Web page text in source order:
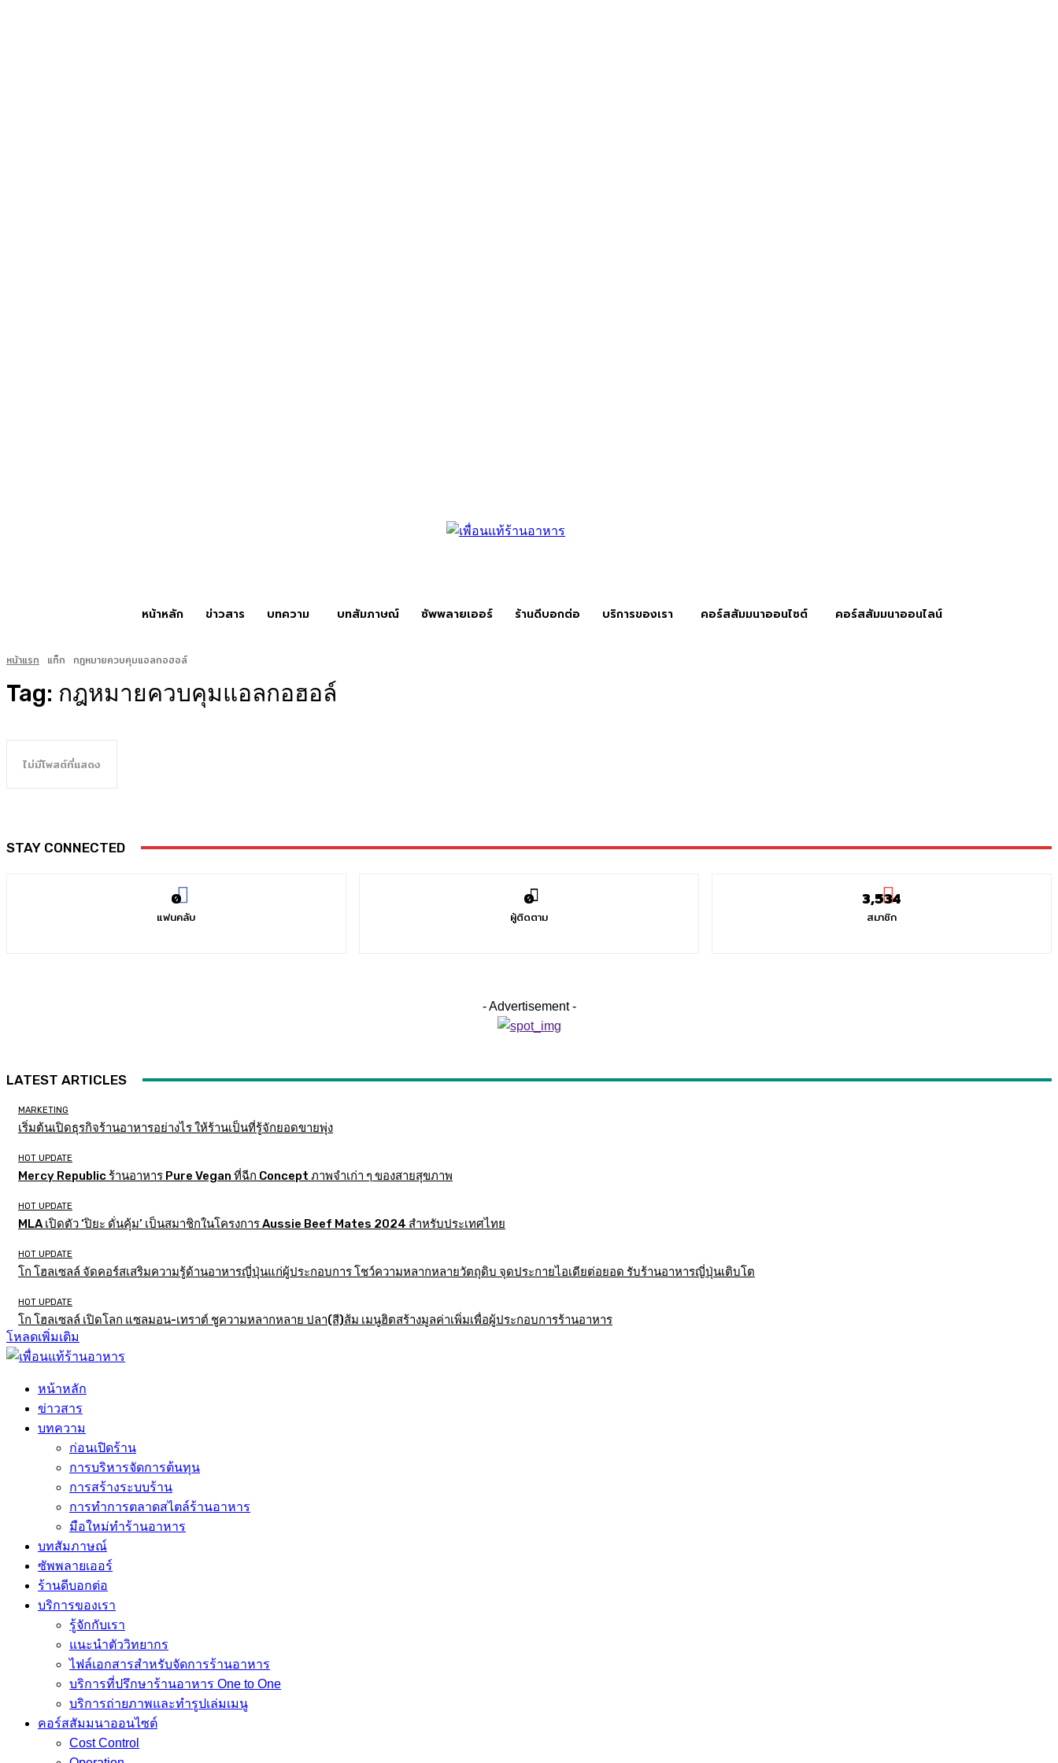
หน้าหลัก ข่าวสาร บทความ บทสัมภาษณ์ ซัพพลายเออร์ ร้านดีบอกต่อ บริการของเรา คอร์สสัมมนาออนไซต์ คอร์สสัมมนาออนไลน์
หน้าแรก แท็ก กฎหมายควบคุมแอลกอฮอล์
Tag: กฎหมายควบคุมแอลกอฮอล์
ไม่มีโพสต์ที่แสดง
STAY CONNECTED
0
แฟนคลับ
0
ผู้ติดตาม
3,534
สมาชิก
- Advertisement -
LATEST ARTICLES
MARKETING
เริ่มต้นเปิดธุรกิจร้านอาหารอย่างไร ให้ร้านเป็นที่รู้จักยอดขายพุ่ง
HOT UPDATE
Mercy Republic ร้านอาหาร Pure Vegan ที่ฉีก Concept ภาพจำเก่า ๆ ของสายสุขภาพ
HOT UPDATE
MLA เปิดตัว ‘ปิยะ ดั่นคุ้ม’ เป็นสมาชิกในโครงการ Aussie Beef Mates 2024 สำหรับประเทศไทย
HOT UPDATE
โก โฮลเซลล์ จัดคอร์สเสริมความรู้ด้านอาหารญี่ปุ่นแก่ผู้ประกอบการ โชว์ความหลากหลายวัตถุดิบ จุดประกายไอเดียต่อยอด รับร้านอาหารญี่ปุ่นเติบโต
HOT UPDATE
โก โฮลเซลล์ เปิดโลก แซลมอน-เทราต์ ชูความหลากหลาย ปลา(สี)ส้ม เมนูฮิตสร้างมูลค่าเพิ่มเพื่อผู้ประกอบการร้านอาหาร
โหลดเพิ่มเติม
หน้าหลัก
ข่าวสาร
บทความ
ก่อนเปิดร้าน
การบริหารจัดการต้นทุน
การสร้างระบบร้าน
การทำการตลาดสไตล์ร้านอาหาร
มือใหม่ทำร้านอาหาร
บทสัมภาษณ์
ซัพพลายเออร์
ร้านดีบอกต่อ
บริการของเรา
รู้จักกับเรา
แนะนำตัววิทยากร
ไฟล์เอกสารสำหรับจัดการร้านอาหาร
บริการที่ปรึกษาร้านอาหาร One to One
บริการถ่ายภาพและทำรูปเล่มเมนู
คอร์สสัมมนาออนไซต์
Cost Control